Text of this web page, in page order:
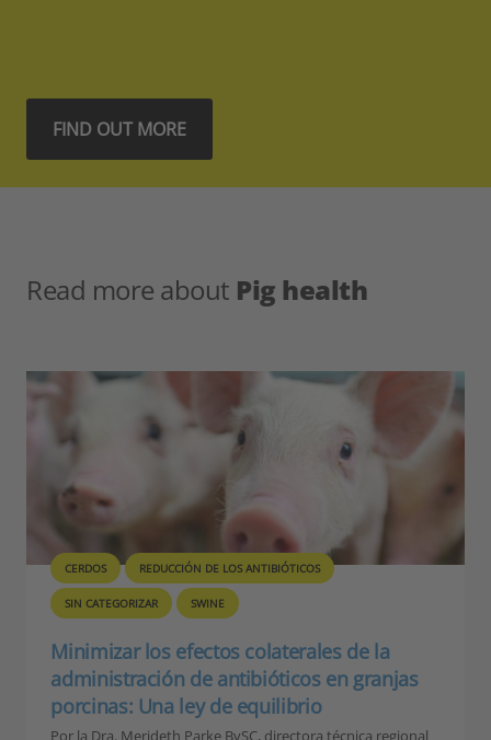
FIND OUT MORE
Read more about Pig health
CERDOS REDUCCIÓN DE LOS ANTIBIÓTICOS
SIN CATEGORIZAR SWINE
Minimizar los efectos colaterales de la
administración de antibióticos en granjas
porcinas: Una ley de equilibrio
Por la Dra. Merideth Parke BvSC, directora técnica regional